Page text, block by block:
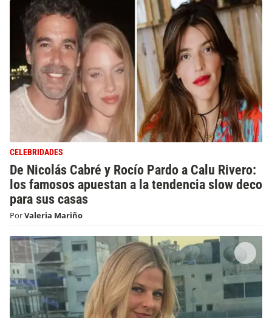
CELEBRIDADES
De Nicolás Cabré y Rocío Pardo a Calu Rivero:
los famosos apuestan a la tendencia slow deco
para sus casas
PorValeria Mariño